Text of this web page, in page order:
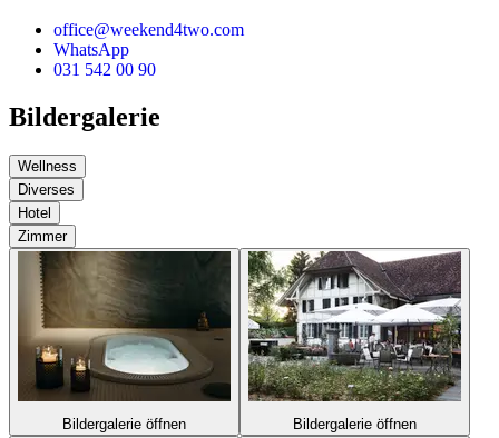
office@weekend4two.com
WhatsApp
031 542 00 90
Bildergalerie
Wellness
Diverses
Hotel
Zimmer
Bildergalerie öffnen Bildergalerie öffnen